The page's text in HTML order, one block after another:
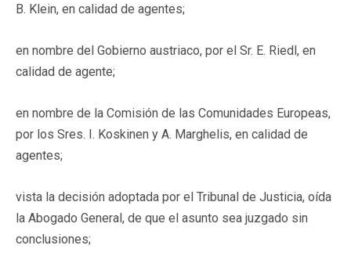
B. Klein, en calidad de agentes;
en nombre del Gobierno austriaco, por el Sr. E. Riedl, en
calidad de agente;
en nombre de la Comisión de las Comunidades Europeas,
por los Sres. I. Koskinen y A. Marghelis, en calidad de
agentes;
vista la decisión adoptada por el Tribunal de Justicia, oída
la Abogado General, de que el asunto sea juzgado sin
conclusiones;